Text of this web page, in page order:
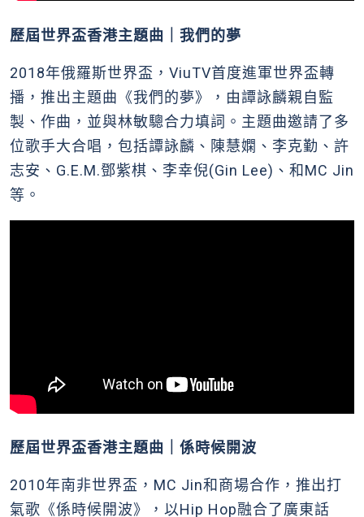
歷屆世界盃香港主題曲｜我們的夢
2018年俄羅斯世界盃，ViuTV首度進軍世界盃轉
播，推出主題曲《我們的夢》，由譚詠麟親自監
製、作曲，並與林敏驄合力填詞。主題曲邀請了多
位歌手大合唱，包括譚詠麟、陳慧嫻、李克勤、許
志安、G.E.M.鄧紫棋、李幸倪(Gin Lee)、和MC Jin
等。
歷屆世界盃香港主題曲｜係時候開波
2010年南非世界盃，MC Jin和商場合作，推出打
氣歌《係時候開波》，以Hip Hop融合了廣東話